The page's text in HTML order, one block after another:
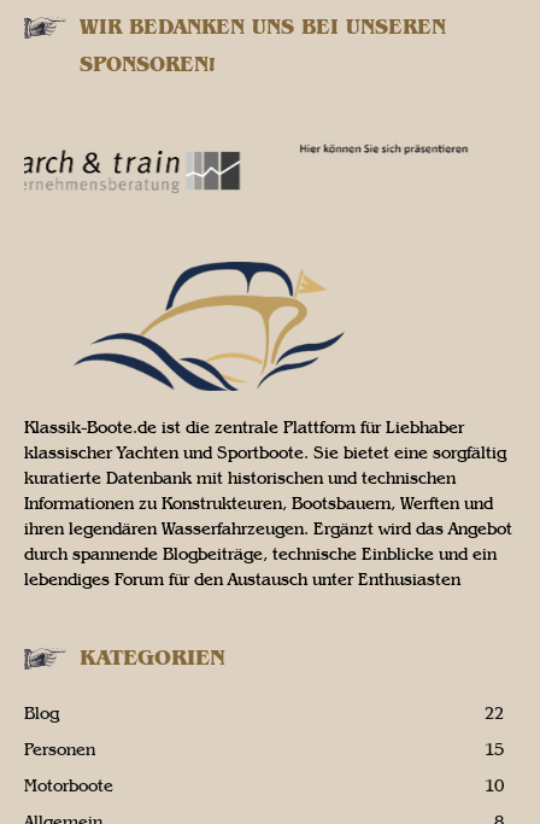
WIR BEDANKEN UNS BEI UNSEREN
SPONSOREN!
Klassik-Boote.de ist die zentrale Plattform für Liebhaber
klassischer Yachten und Sportboote. Sie bietet eine sorgfältig
kuratierte Datenbank mit historischen und technischen
Informationen zu Konstrukteuren, Bootsbauern, Werften und
ihren legendären Wasserfahrzeugen. Ergänzt wird das Angebot
durch spannende Blogbeiträge, technische Einblicke und ein
lebendiges Forum für den Austausch unter Enthusiasten
KATEGORIEN
Blog
22
Personen
15
Motorboote
10